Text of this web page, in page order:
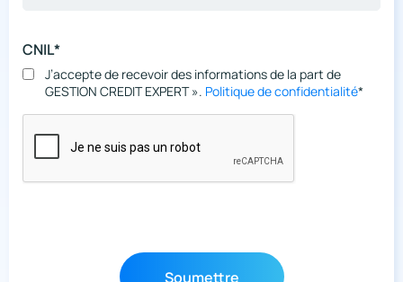
CNIL*
J’accepte de recevoir des informations de la part de
GESTION CREDIT EXPERT ». Politique de confidentialité*